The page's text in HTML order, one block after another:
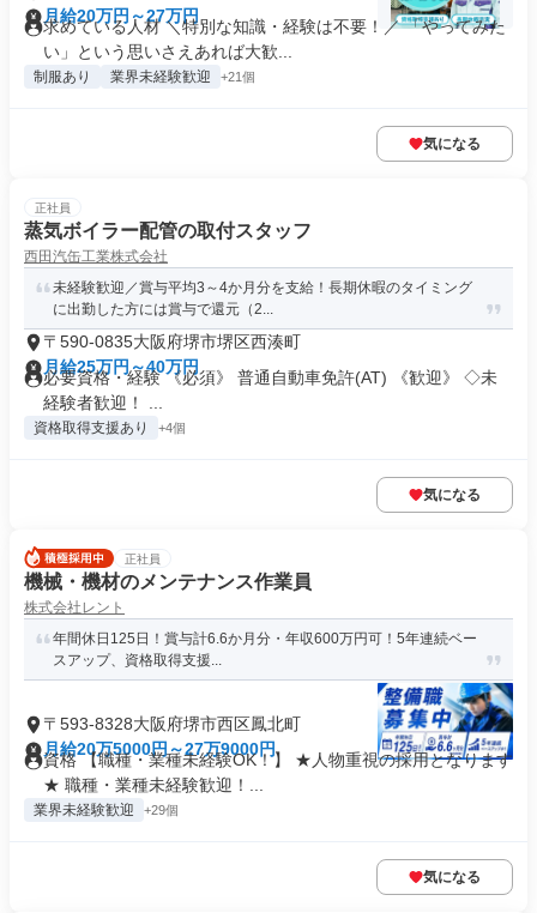
月給20万円～27万円
求めている人材 ＼特別な知識・経験は不要！／ 「やってみた
い」という思いさえあれば大歓...
制服あり 業界未経験歓迎 +21個
気になる
正社員
蒸気ボイラー配管の取付スタッフ
西田汽缶工業株式会社
未経験歓迎／賞与平均3～4か月分を支給！長期休暇のタイミング
に出勤した方には賞与で還元（2...
〒590-0835大阪府堺市堺区西湊町
月給25万円～40万円
必要資格・経験 《必須》 普通自動車免許(AT) 《歓迎》 ◇未
経験者歓迎！ ...
資格取得支援あり +4個
気になる
正社員
機械・機材のメンテナンス作業員
株式会社レント
年間休日125日！賞与計6.6か月分・年収600万円可！5年連続ベー
スアップ、資格取得支援...
〒593-8328大阪府堺市西区鳳北町
月給20万5000円～27万9000円
資格 【職種・業種未経験OK！】 ★人物重視の採用となります
★ 職種・業種未経験歓迎！...
業界未経験歓迎 +29個
気になる